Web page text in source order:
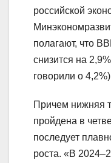
российской
полагают, что
снизится на
говорили о
Причем нижняя
пройдена в
последует
роста. «В